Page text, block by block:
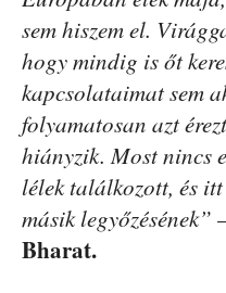
sem hiszem el.
hogy mindig is őt
kapcsolataimat sem
folyamatosan azt
hiányzik. Most nincs
lélek találkozott, és
másik legyőzésének”
Bharat.